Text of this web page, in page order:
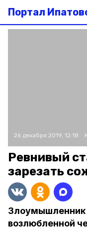
Портал
26 декабря 2019, 12:18
Ревнивый
зарезать
Злоумышленник
возлюбленной